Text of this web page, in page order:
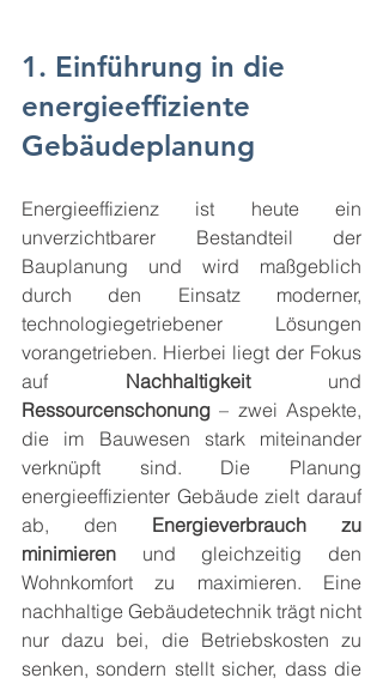
1. Einführung in die
energieeffiziente
Gebäudeplanung
Energieeffizienz ist heute ein
unverzichtbarer Bestandteil der
Bauplanung und wird maßgeblich
durch den Einsatz moderner,
technologiegetriebener Lösungen
vorangetrieben. Hierbei liegt der Fokus
auf Nachhaltigkeit
Ressourcenschonung – zwei Aspekte,
die im Bauwesen stark miteinander
verknüpft sind. Die Planung
energieeffizienter Gebäude zielt darauf
ab, den Energieverbrauch zu
minimieren und gleichzeitig den
Wohnkomfort zu maximieren. Eine
nachhaltige Gebäudetechnik trägt nicht
nur dazu bei, die Betriebskosten zu
senken, sondern stellt sicher, dass die